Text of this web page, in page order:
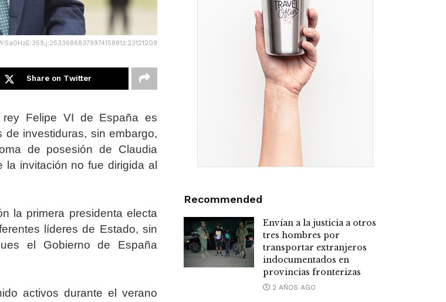
Share on Twitter
rey Felipe VI de España es
investiduras, sin embargo,
de posesión de Claudia
invitación no fue dirigida al
la primera presidenta electa
líderes de Estado, sin
el Gobierno de España
activos durante el verano
Recommended
Envían a la justicia a otros
tres hombres por
transportar extranjeros
indocumentados en
provincias fronterizas
2 AÑOS AGO